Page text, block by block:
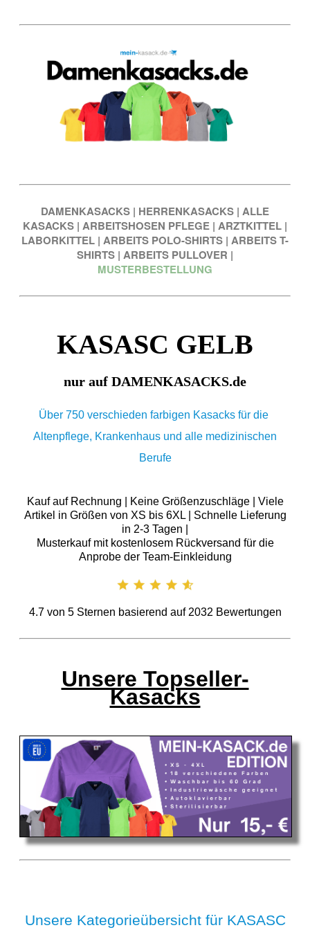
DAMENKASACKS | HERRENKASACKS | ALLE
KASACKS | ARBEITSHOSEN PFLEGE | ARZTKITTEL |
LABORKITTEL | ARBEITS POLO-SHIRTS | ARBEITS T-
SHIRTS | ARBEITS PULLOVER |
MUSTERBESTELLUNG
KASASC GELB
nur auf DAMENKASACKS.de
Über 750 verschieden farbigen Kasacks für die
Altenpflege, Krankenhaus und alle medizinischen
Berufe
Kauf auf Rechnung | Keine Größenzuschläge | Viele
Artikel in Größen von XS bis 6XL | Schnelle Lieferung
in 2-3 Tagen |
Musterkauf mit kostenlosem Rückversand für die
Anprobe der Team-Einkleidung
4.7von 5Sternen basierend auf 2032 Bewertungen
Unsere Topseller-
Kasacks
Unsere Kategorieübersicht für KASASC